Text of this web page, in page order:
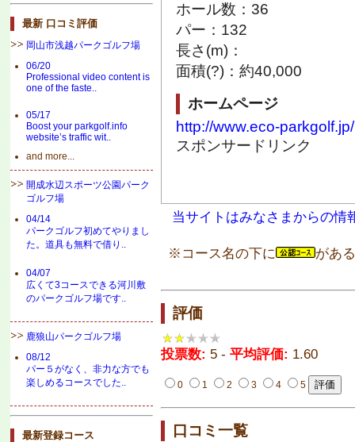
最新 口コミ評価
岡山市浅越パークゴルフ場
06/20
Professional video content is
one of the faste..
05/17
Boost your parkgolf.info
website’s traffic wit..
and more...
開成水辺スポーツ公園パーク
ゴルフ場
04/14
パークゴルフ初めてやりまし
た。道具も無料で借り..
04/07
広くて3コースできる河川敷
のパークゴルフ場です..
鹿狼山パークゴルフ場
08/12
パー５がなく、非力な方でも
楽しめるコースでした..
最新登録コース
ホール数：36
パー：132
長さ(m)：
面積(?)：約40,000
ホームページ
http://www.eco-parkgolf.jp/
スポンサードリンク
当サイトはみなさまからの情
※コース名の下に があ
評価
投票数: 5 - 平均評価: 1.60
0 1 2 3 4 5
口コミ一覧